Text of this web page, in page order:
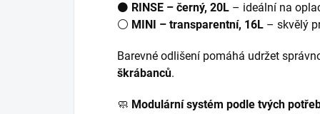
⚫ RINSE – černý, 20L – ideální na
⚪ MINI – transparentní, 16L – skvělý
Barevné odlišení pomáhá udržet
škrábanců.
🧼 Modulární systém podle tvých